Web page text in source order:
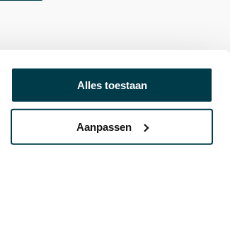
Alles toestaan
Aanpassen